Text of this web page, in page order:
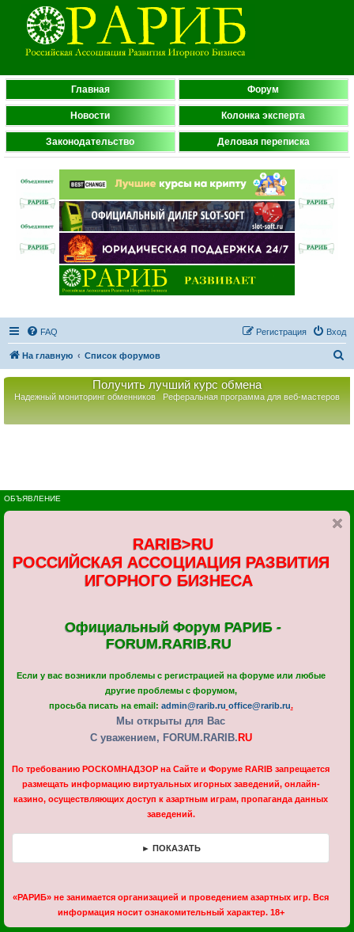
Главная Форум
Новости Колонка эксперта
Законодательство Деловая переписка
FAQ Вход
Регистрация
На главную Список форумов
Получить лучший курс обмена
Надежный мониторинг обменников Реферальная программа для веб-мастеров
ОБЪЯВЛЕНИЕ
RARIB>RU
РОССИЙСКАЯ АССОЦИАЦИЯ РАЗВИТИЯ
ИГОРНОГО БИЗНЕСА
Официальный Форум РАРИБ -
FORUM.RARIB.RU
Если у вас возникли проблемы с регистрацией на форуме или любые
другие проблемы с форумом,
просьба писать на email: admin@rarib.ru office@rarib.ru.
Мы открыты для Вас
С уважением, FORUM.RARIB. RU
По требованию РОСКОМНАДЗОР на Cайте и Форуме RARIB запрещается
размещать информацию виртуальных игорных заведений, онлайн-
казино, осуществляющих доступ к азартным играм, пропаганда данных
заведений.
► ПОКАЗАТЬ
«РАРИБ» не занимается организацией и проведением азартных игр. Вся
информация носит ознакомительный характер. 18+